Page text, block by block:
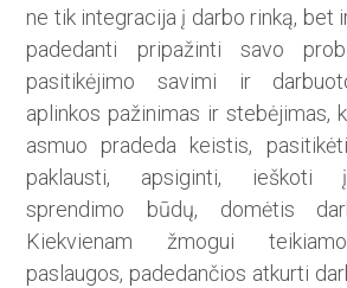
ne tik integracija į darbo rinką, bet
padedanti pripažinti savo
pasitikėjimo savimi ir
aplinkos pažinimas ir stebėjimas,
asmuo pradeda keistis,
paklausti, apsiginti, ieškoti
sprendimo būdų, domėtis
Kiekvienam žmogui
paslaugos, padedančios atkurti